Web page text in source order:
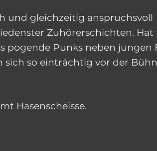
und gleichzeitig anspruchsvoll
Zuhörerschichten. Hat
pogende Punks neben jungen
so einträchtig vor der
Hasenscheisse.